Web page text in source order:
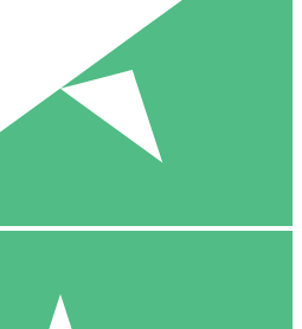
1 Download
10
US$1500